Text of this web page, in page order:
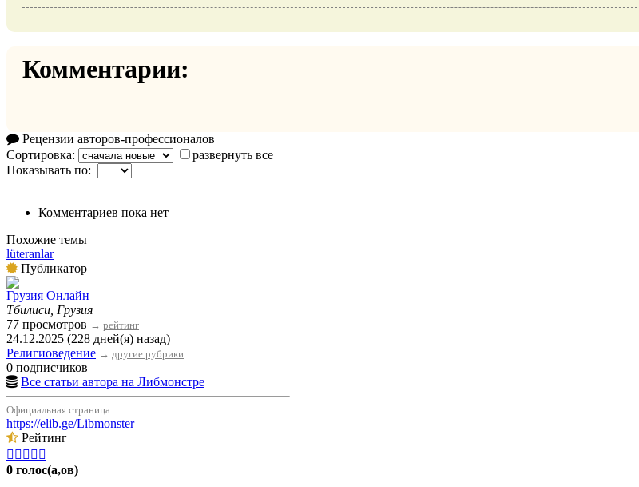
Комментарии:
Рецензии авторов-профессионалов
Сортировка:
развернуть все
Показывать по:
Комментариев пока нет
Похожие темы
lüteranlar
Публикатор
Грузия Онлайн
Тбилиси, Грузия
77 просмотров → рейтинг
24.12.2025 (228 дней(я) назад)
Религиоведение → другие рубрики
0 подписчиков
Все статьи автора на Либмонстре
Официальная страница:
https://elib.ge/Libmonster
Рейтинг
    
0 голос(а,ов)